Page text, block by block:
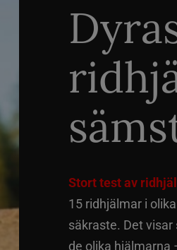
Stort test av
15 ridhjälmar i
säkraste. Det
de olika hjälmarna